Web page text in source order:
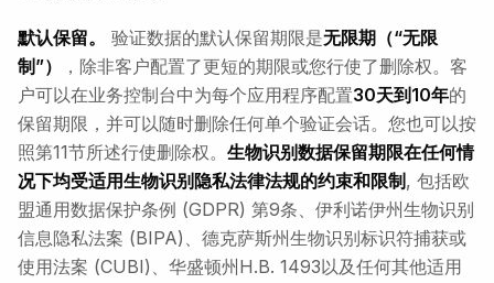
默认保留。 验证数据的默认保留期限是无限期（“无限
制”）
，除非客户配置了更短的期限或您行使了删除权。客
户可以在业务控制台中为每个应用程序配置30天到10年的
保留期限，并可以随时删除任何单个验证会话。您也可以按
照第11节所述行使删除权。 生物识别数据保留期限在任何情
况下均受适用生物识别隐私法律法规的约束和限制 , 包括欧
盟通用数据保护条例 (GDPR) 第9条、伊利诺伊州生物识别
信息隐私法案 (BIPA)、德克萨斯州生物识别标识符捕获或
使用法案 (CUBI)、华盛顿州H.B. 1493以及任何其他适用